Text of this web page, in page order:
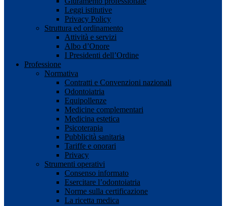
Leggi istitutive
Privacy Policy
Struttura ed ordinamento
Attività e servizi
Albo d’Onore
I Presidenti dell’Ordine
Professione
Normativa
Contratti e Convenzioni nazionali
Odontoiatria
Equipollenze
Medicine complementari
Medicina estetica
Psicoterapia
Pubblicità sanitaria
Tariffe e onorari
Privacy
Strumenti operativi
Consenso informato
Esercitare l’odontoiatria
Norme sulla certificazione
La ricetta medica